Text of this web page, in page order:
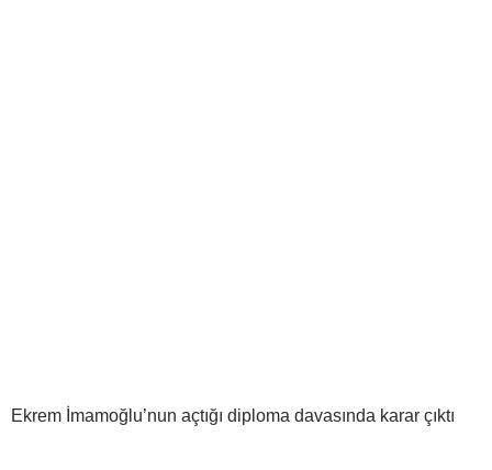
Ekrem İmamoğlu’nun açtığı diploma davasında karar çıktı